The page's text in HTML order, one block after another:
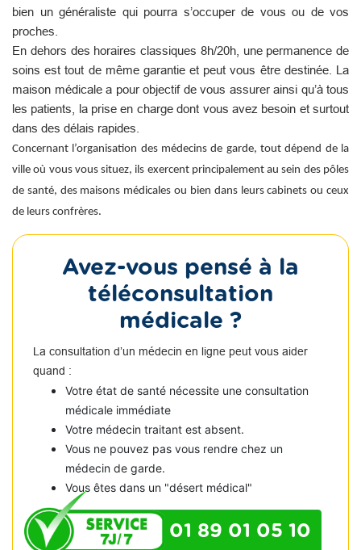
bien un généraliste qui pourra s’occuper de vous ou de vos
proches.
En dehors des horaires classiques 8h/20h, une permanence de
soins est tout de même garantie et peut vous être destinée. La
maison médicale a pour objectif de vous assurer ainsi qu’à tous
les patients, la prise en charge dont vous avez besoin et surtout
dans des délais rapides.
Concernant l’organisation des médecins de garde, tout dépend de la
ville où vous vous situez, ils exercent principalement au sein des pôles
de santé, des maisons médicales ou bien dans leurs cabinets ou ceux
de leurs confrères.
Avez-vous pensé à la
téléconsultation
médicale ?
La consultation d’un médecin en ligne peut vous aider
quand :
Votre état de santé nécessite une consultation
médicale immédiate
Votre médecin traitant est absent.
Vous ne pouvez pas vous rendre chez un
médecin de garde.
Vous êtes dans un "désert médical"
01 89 01 05 10